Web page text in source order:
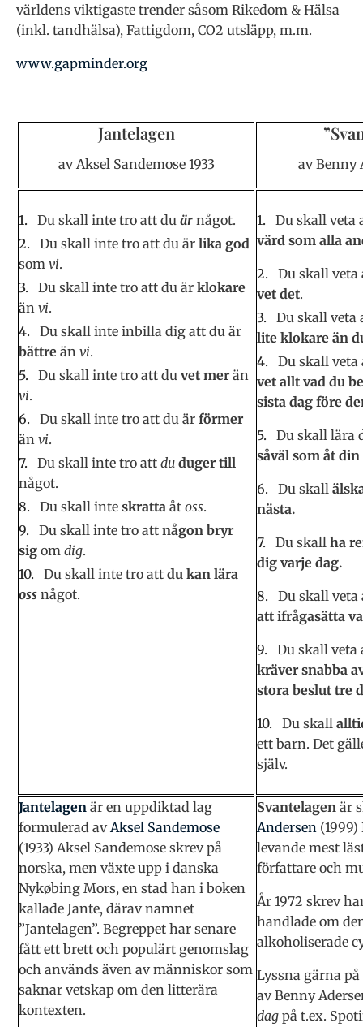
världens viktigaste trender såsom Rikedom & Hälsa
(inkl. tandhälsa), Fattigdom, CO2 utsläpp, m.m.
www.gapminder.org
Jantelagen
av Aksel Sandemose 1933 av Benny
Du skall inte tro att du är något.
Du skall inte tro att du är lika god
som vi.
Du skall inte tro att du är klokare
än vi.
Du skall inte inbilla dig att du är
bättre än vi.
Du skall inte tro att du vet mer än
vi.
Du skall inte tro att du är förmer
än vi.
Du skall inte tro att du duger till
något.
Du skall inte skratta åt oss.
Du skall inte tro att någon bryr
sig om dig.
Du skall inte tro att du kan lära
oss något.
Du skall veta
värd som alla
Du skall
vet det.
Du skall veta
lite klokare än
Du skall
vet allt vad du
sista dag före
Du skall lära
såväl som åt din
Du skall
nästa.
Du skall ha
dig varje dag.
Du skall
att ifrågasätta
Du skall
kräver snabba
stora beslut tre
Du skall
ett barn. Det
själv.
Jantelagen är en uppdiktad lag
formulerad av Aksel Sandemose
(1933) Aksel Sandemose skrev på
norska, men växte upp i danska
Nykøbing Mors, en stad han i boken
kallade Jante, därav namnet
”Jantelagen”. Begreppet har senare
fått ett brett och populärt genomslag
och används även av människor som
saknar vetskap om den litterära
kontexten.
Svantelagen är
Andersen
levande mest
författare och
År 1972 skrev
handlade om
alkoholiserade
Lyssna gärna
av Benny
dag på t.ex.